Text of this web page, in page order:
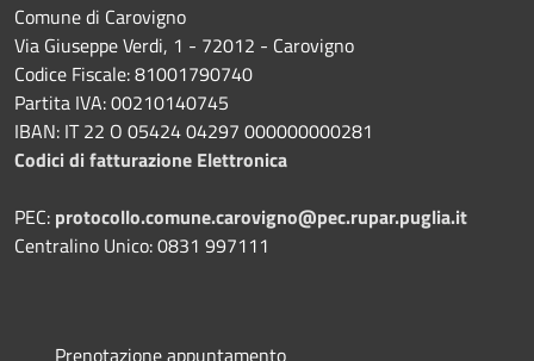
Comune di Carovigno
Via Giuseppe Verdi, 1 - 72012 - Carovigno
Codice Fiscale: 81001790740
Partita IVA: 00210140745
IBAN: IT 22 O 05424 04297 000000000281
Codici di fatturazione Elettronica
PEC: protocollo.comune.carovigno@pec.rupar.puglia.it
Centralino Unico: 0831 997111
Prenotazione appuntamento